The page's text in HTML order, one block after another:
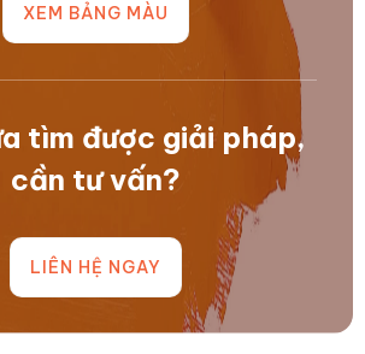
XEM BẢNG MÀU
tìm được giải pháp,
cần tư vấn?
LIÊN HỆ NGAY